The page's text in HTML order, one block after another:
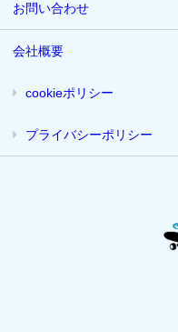
お問い合わせ
会社概要
cookieポリシー
プライバシーポリシー